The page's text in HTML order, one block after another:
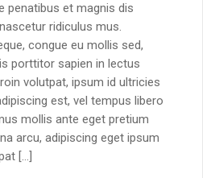
penatibus et magnis dis
ridiculus mus.
congue eu mollis sed,
porttitor sapien in lectus
volutpat, ipsum id ultricies
est, vel tempus libero
mollis ante eget pretium
arcu, adipiscing eget ipsum
[…]